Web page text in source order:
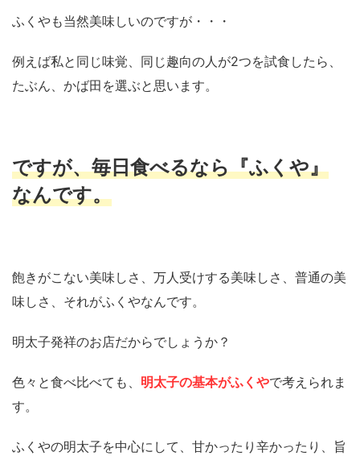
ふくやも当然美味しいのですが・・・
例えば私と同じ味覚、同じ趣向の人が2つを試食したら、
たぶん、かば田を選ぶと思います。
ですが、毎日食べるなら『ふくや』
なんです。
飽きがこない美味しさ、万人受けする美味しさ、普通の美
味しさ、それがふくやなんです。
明太子発祥のお店だからでしょうか？
色々と食べ比べても、 明太子の基本がふくやで考えられま
す。
ふくやの明太子を中心にして、甘かったり辛かったり、旨